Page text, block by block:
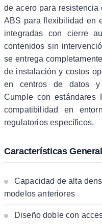
de acero para
ABS para flexibilidad en
integradas con cierre
contenidos sin
se entrega
de instalación y costos
en centros de datos y
Cumple con estándares
compatibilidad en
regulatorios específicos.
Características
Capacidad de alta
modelos anteriores
Diseño doble con